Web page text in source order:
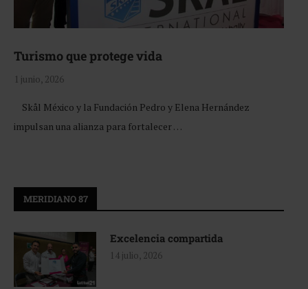
Turismo que protege vida
1 junio, 2026
Skål México y la Fundación Pedro y Elena Hernández
impulsan una alianza para fortalecer …
MERIDIANO 87
Excelencia compartida
14 julio, 2026